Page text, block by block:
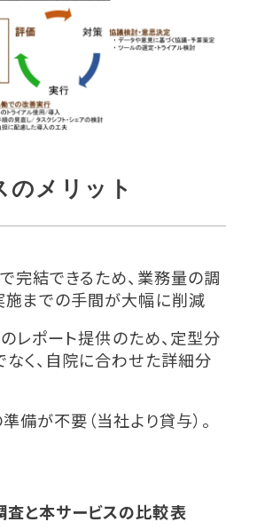
のメリット
完結できるため、業務量の調
施までの手間が大幅に削減
レポート提供のため、定型分
く、自院に合わせた詳細分
備が不要（当社より貸与）。
と本サービスの比較表